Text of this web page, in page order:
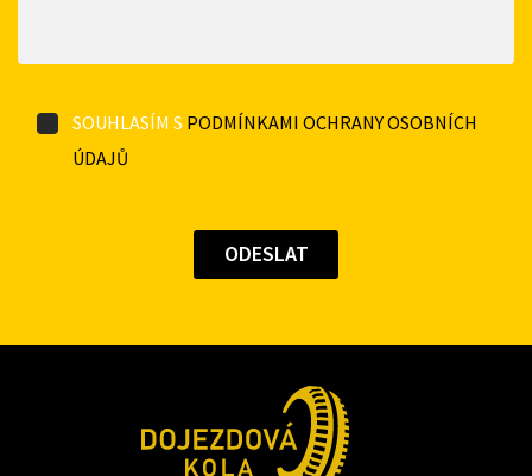
SOUHLASÍM S PODMÍNKAMI OCHRANY OSOBNÍCH
ÚDAJŮ